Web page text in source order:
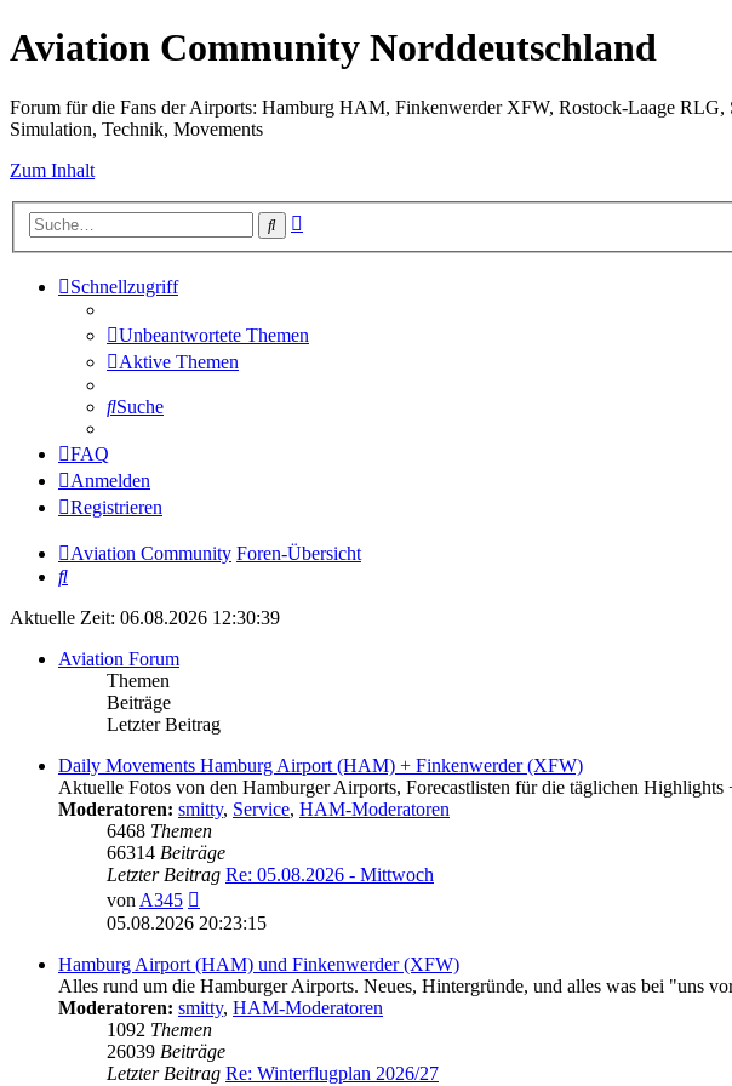
Aviation Community Norddeutschland
Forum für die Fans der Airports: Hamburg HAM, Finkenwerder XFW, Rostock-Laage
Simulation, Technik, Movements
Zum Inhalt
Suche
Schnellzugriff
Unbeantwortete Themen
Aktive Themen
Suche
FAQ
Anmelden
Registrieren
Aviation Community Foren-Übersicht
Suche
Aktuelle Zeit: 06.08.2026 12:30:39
Aviation Forum
Themen
Beiträge
Letzter Beitrag
Daily Movements Hamburg Airport (HAM) + Finkenwerder (XFW)
Aktuelle Fotos von den Hamburger Airports, Forecastlisten für die täglichen
Moderatoren: smitty, Service, HAM-Moderatoren
6468 Themen
66314 Beiträge
Letzter Beitrag Re: 05.08.2026 - Mittwoch
vonA345
Beitrag
05.08.2026 20:23:15
Hamburg Airport (HAM) und Finkenwerder (XFW)
Alles rund um die Hamburger Airports. Neues, Hintergründe, und alles was bei "uns
Moderatoren: smitty, HAM-Moderatoren
1092 Themen
26039 Beiträge
Letzter Beitrag Re: Winterflugplan 2026/27